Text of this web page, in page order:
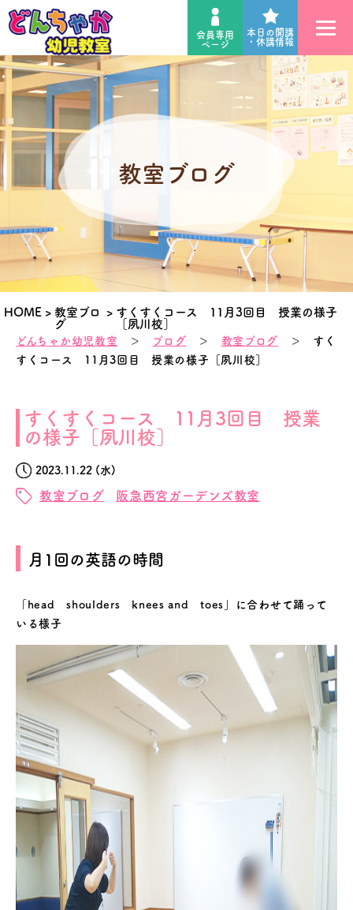
会員専用
ページ
本日の開講
・休講情報
HOME > 教室ブロ
グ
> すくすくコース 11月3回目 授業の様子
［夙川校］
教室ブログ
どんちゃか幼児教室 ＞ ブログ ＞ 教室ブログ
＞ すく
すくコース 11月3回目 授業の様子［夙川校］
すくすくコース 11月3回目 授業
の様子［夙川校］
2023.11.22 (水)
教室ブログ 阪急西宮ガーデンズ教室
月1回の英語の時間
「head shoulders knees and toes」に合わせて踊って
いる様子